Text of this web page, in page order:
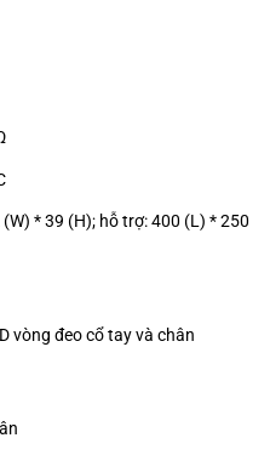
* 39 (H); hỗ trợ: 400 (L) * 250
vòng đeo cổ tay và chân